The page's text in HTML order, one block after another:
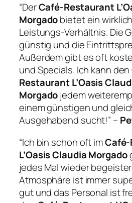
“DerCafé-Restaurant
Morgadobietet ein
Leistungs-Verhältnis. Die
günstig und die
Außerdem gibt es oft
und Specials. Ich kann den
Restaurant L’Oasis
Morgadojedem
einem günstigen und
Ausgehabend sucht!” –
“Ich bin schon oft im
L’Oasis Claudia Morgado
jedes Mal wieder
Atmosphäre ist immer
gut und das Personal ist